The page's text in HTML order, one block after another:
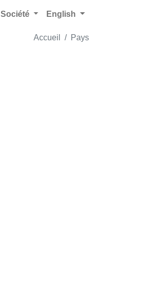
Société English
Accueil Pays